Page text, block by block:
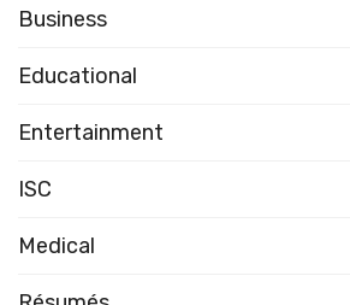
Business
Educational
Entertainment
ISC
Medical